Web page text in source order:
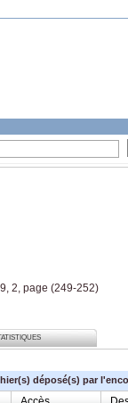
2, page (249-252)
déposé(s) par